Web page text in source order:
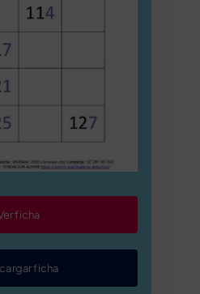
ficha
ficha